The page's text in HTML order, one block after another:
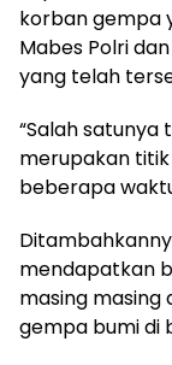
korban gempa
Mabes Polri
yang telah
“Salah satunya
merupakan
beberapa
mendapatkan
masing
gempa bumi di